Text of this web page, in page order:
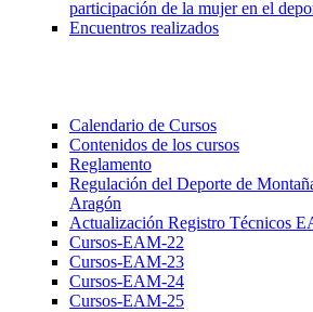
participación de la mujer en el
Encuentros realizados
Calendario de Cursos
Contenidos de los cursos
Reglamento
Regulación del Deporte de
Aragón
Actualización Registro Técnicos
Cursos-EAM-22
Cursos-EAM-23
Cursos-EAM-24
Cursos-EAM-25